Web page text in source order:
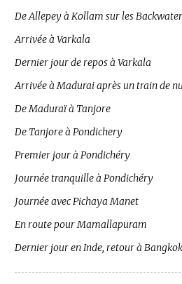
De Allepey à Kollam sur les
Arrivée à Varkala
Dernier jour de repos à Varkala
Arrivée à Madurai après un train de
De Maduraï à Tanjore
De Tanjore à Pondichery
Premier jour à Pondichéry
Journée tranquille à Pondichéry
Journée avec Pichaya Manet
En route pour Mamallapuram
Dernier jour en Inde, retour à Bangkok